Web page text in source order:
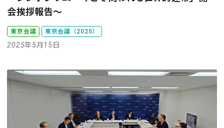
会挨拶報告～
東京会議 東京会議（2025）
2025年5月15日